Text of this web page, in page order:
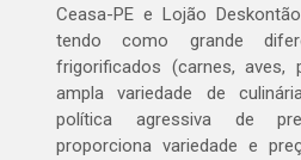
Ceasa-PE e Lojão
tendo como grande
frigorificados (carnes,
ampla variedade de
política agressiva de
proporciona variedade e